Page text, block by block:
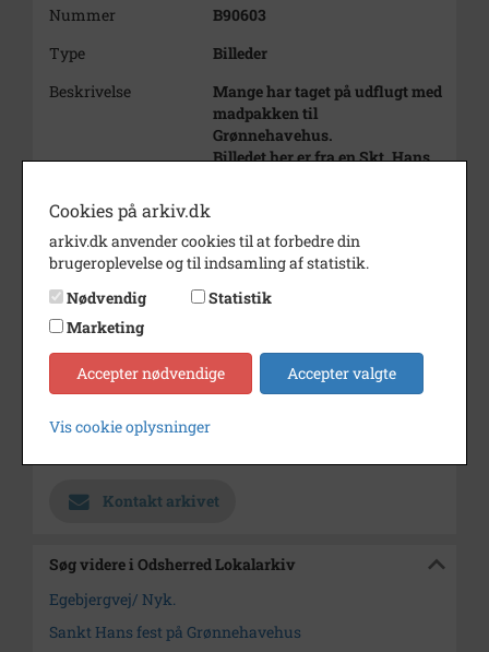
Nummer
B90603
Type
Billeder
Beskrivelse
Mange har taget på udflugt med
madpakken til
Grønnehavehus.
Billedet her er fra en Skt. Hans
Bemærkning
Eneret.
Årstal
1960
Dateringsnote
Fotograf
Karen Veddes Boghandel,
Nykøbing Sj. (Eneret)
Kontakt arkivet
Søg videre i Odsherred Lokalarkiv
Egebjergvej/ Nyk.
Sankt Hans fest på Grønnehavehus
Cookies på arkiv.dk
arkiv.dk anvender cookies til at forbedre din
brugeroplevelse og til indsamling af statistik.
Nødvendig
Statistik
Marketing
Accepter nødvendige Accepter valgte
Vis cookie oplysninger